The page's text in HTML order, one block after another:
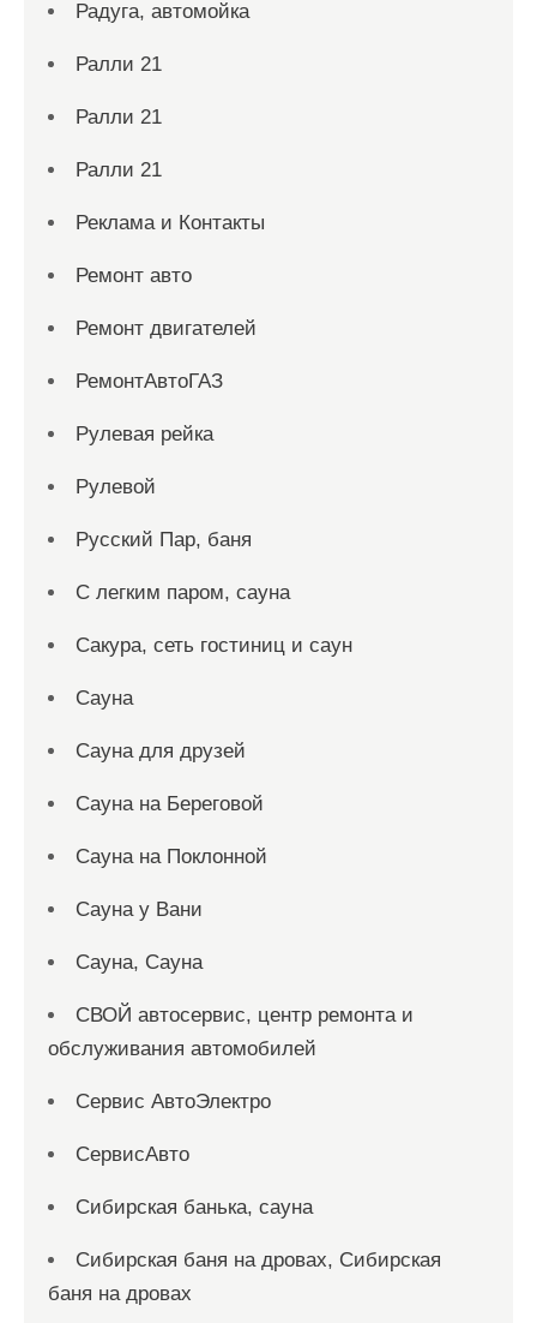
Радуга, автомойка
Ралли 21
Ралли 21
Ралли 21
Реклама и Контакты
Ремонт авто
Ремонт двигателей
РемонтАвтоГАЗ
Рулевая рейка
Рулевой
Русский Пар, баня
С легким паром, сауна
Сакура, сеть гостиниц и саун
Сауна
Сауна для друзей
Сауна на Береговой
Сауна на Поклонной
Сауна у Вани
Сауна, Сауна
СВОЙ автосервис, центр ремонта и
обслуживания автомобилей
Сервис АвтоЭлектро
СервисАвто
Сибирская банька, сауна
Сибирская баня на дровах, Сибирская
баня на дровах